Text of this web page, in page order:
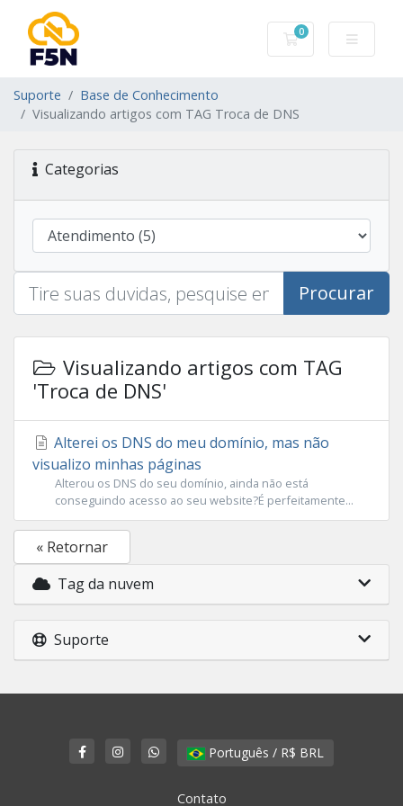
0
Carrinho de
Suporte
Base de Conhecimento
Visualizando artigos com TAG Troca de DNS
Categorias
Procurar
Visualizando artigos com TAG
'Troca de DNS'
Alterei os DNS do meu domínio, mas não
visualizo minhas páginas
Alterou os DNS do seu domínio, ainda não está
conseguindo acesso ao seu website?É perfeitamente...
« Retornar
Tag da nuvem
Suporte
Português / R$ BRL
Contato